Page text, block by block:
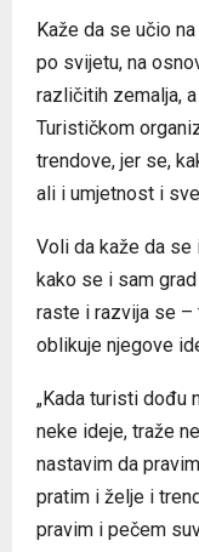
Kaže da se učio
po svijetu, na
različitih zemalja,
Turističkom
trendove, jer se,
ali i umjetnost i
Voli da kaže da se
kako se i sam
raste i razvija se –
oblikuje njegove
„Kada turisti dođu
neke ideje, traže
nastavim da
pratim i želje i
pravim i pečem